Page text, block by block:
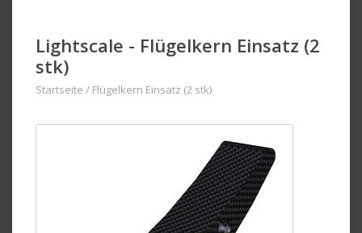
Lightscale - Flügelkern Einsatz (2
stk)
Startseite / Flügelkern Einsatz (2 stk)